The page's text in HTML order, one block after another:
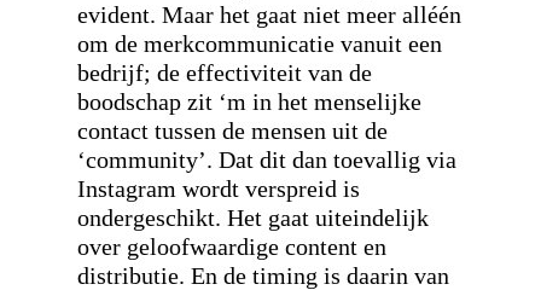
evident. Maar het gaat niet meer alléén
om de merkcommunicatie vanuit een
bedrijf; de effectiviteit van de
boodschap zit ‘m in het menselijke
contact tussen de mensen uit de
‘community’. Dat dit dan toevallig via
Instagram wordt verspreid is
ondergeschikt. Het gaat uiteindelijk
over geloofwaardige content en
distributie. En de timing is daarin van